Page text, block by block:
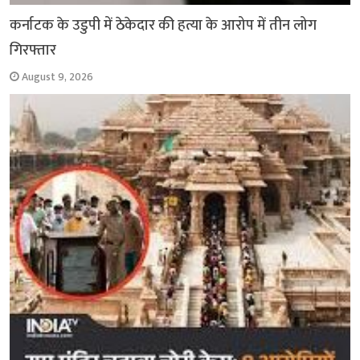
कर्नाटक के उडुपी में ठेकेदार की हत्या के आरोप में तीन लोग
गिरफ्तार
August 9, 2026